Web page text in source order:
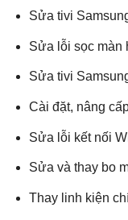
Sửa tivi
Sửa lỗi sọc màn
Sửa tivi
Cài đặt, nâng
Sửa lỗi kết nối
Sửa và thay bo
Thay linh kiện